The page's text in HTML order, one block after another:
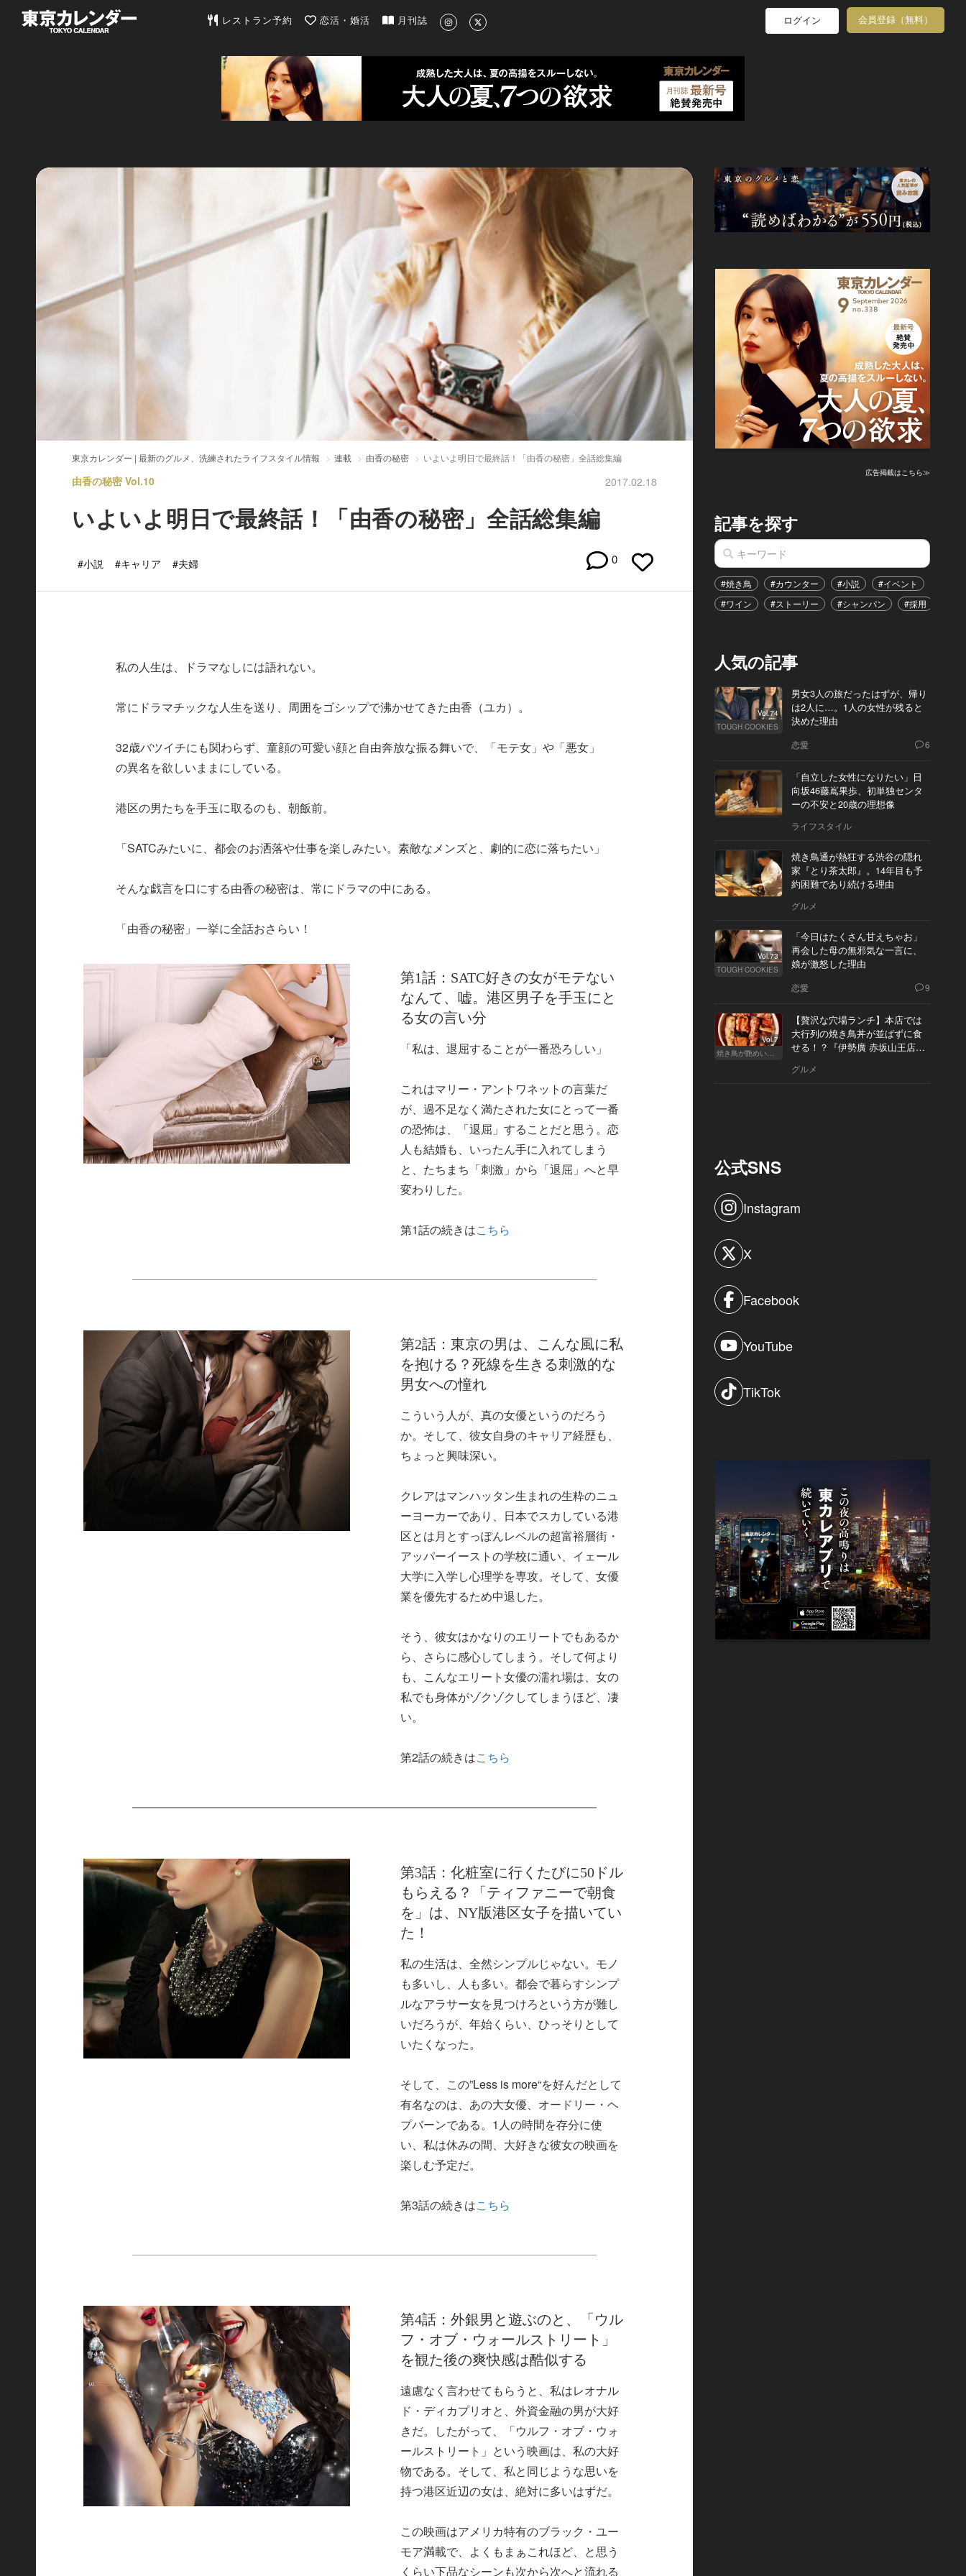
東京カレンダー | 最新のグルメ、洗練されたライフスタイル情報
レストラン予約 恋活・婚活 月刊誌 ログイン 会員登録（無料）
東京カレンダー | 最新のグルメ、洗練されたライフスタイル情報 連載 由香の秘密 いよいよ明日で最終話！「由香の秘密」全話総集編
由香の秘密 Vol.10 2017.02.18
いよいよ明日で最終話！「由香の秘密」全話総集編
#小説 #キャリア #夫婦 0
私の人生は、ドラマなしには語れない。
常にドラマチックな人生を送り、周囲をゴシップで沸かせてきた由香（ユカ）。
32歳バツイチにも関わらず、童顔の可愛い顔と自由奔放な振る舞いで、「モテ女」や「悪女」
の異名を欲しいままにしている。
港区の男たちを手玉に取るのも、朝飯前。
「SATCみたいに、都会のお洒落や仕事を楽しみたい。素敵なメンズと、劇的に恋に落ちたい」
そんな戯言を口にする由香の秘密は、常にドラマの中にある。
「由香の秘密」一挙に全話おさらい！
第1話：SATC好きの女がモテない
なんて、嘘。港区男子を手玉にと
る女の言い分
「私は、退屈することが一番恐ろしい」
これはマリー・アントワネットの言葉だ
が、過不足なく満たされた女にとって一番
の恐怖は、「退屈」することだと思う。恋
人も結婚も、いったん手に入れてしまう
と、たちまち「刺激」から「退屈」へと早
変わりした。
第1話の続きはこちら
第2話：東京の男は、こんな風に私
を抱ける？死線を生きる刺激的な
男女への憧れ
こういう人が、真の女優というのだろう
か。そして、彼女自身のキャリア経歴も、
ちょっと興味深い。
クレアはマンハッタン生まれの生粋のニュ
ーヨーカーであり、日本でスカしている港
区とは月とすっぽんレベルの超富裕層街・
アッパーイーストの学校に通い、イェール
大学に入学し心理学を専攻。そして、女優
業を優先するため中退した。
そう、彼女はかなりのエリートでもあるか
ら、さらに感心してしまう。そして何より
も、こんなエリート女優の濡れ場は、女の
私でも身体がゾクゾクしてしまうほど、凄
い。
第2話の続きはこちら
第3話：化粧室に行くたびに50ドル
もらえる？「ティファニーで朝食
を」は、NY版港区女子を描いてい
た！
私の生活は、全然シンプルじゃない。モノ
も多いし、人も多い。都会で暮らすシンプ
ルなアラサー女を見つけろという方が難し
いだろうが、年始くらい、ひっそりとして
いたくなった。
そして、この”Less is more“を好んだとして
有名なのは、あの大女優、オードリー・ヘ
プバーンである。1人の時間を存分に使
い、私は休みの間、大好きな彼女の映画を
楽しむ予定だ。
第3話の続きはこちら
第4話：外銀男と遊ぶのと、「ウル
フ・オブ・ウォールストリート」
を観た後の爽快感は酷似する
遠慮なく言わせてもらうと、私はレオナル
ド・ディカプリオと、外資金融の男が大好
きだ。したがって、「ウルフ・オブ・ウォ
ールストリート」という映画は、私の大好
物である。そして、私と同じような思いを
持つ港区近辺の女は、絶対に多いはずだ。
この映画はアメリカ特有のブラック・ユー
モア満載で、よくもまぁこれほど、と思う
くらい下品なシーンも次から次へと流れる
広告掲載はこちら≫
記事を探す
#焼き鳥 #カウンター #小説 #イベント
#ワイン
#ストーリー #シャンパン #採用
人気の記事
Vol.74
TOUGH COOKIES
男女3人の旅だったはずが、帰り
は2人に…。1人の女性が残ると
決めた理由
恋愛 6
「自立した女性になりたい」日
向坂46藤嶌果歩、初単独センタ
ーの不安と20歳の理想像
ライフスタイル
焼き鳥通が熱狂する渋谷の隠れ
家『とり茶太郎』。14年目も予
約困難であり続ける理由
グルメ
Vol.73
TOUGH COOKIES
「今日はたくさん甘えちゃお」
再会した母の無邪気な一言に、
娘が激怒した理由
恋愛 9
Vol.7
焼き鳥が艶めいてきた
【贅沢な穴場ランチ】本店では
大行列の焼き鳥丼が並ばずに食
せる！？『伊勢廣 赤坂山王店』
グルメ
公式SNS
Instagram
X
Facebook
YouTube
TikTok